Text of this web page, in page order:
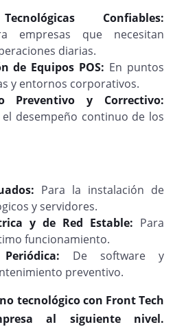
Confiables:
empresas que necesitan
diarias.
de Equipos POS: En puntos
y entornos corporativos.
Preventivo y Correctivo:
desempeño continuo de los
Para la instalación de
y servidores.
y de Red Estable: Para
funcionamiento.
De software y
preventivo.
tecnológico con Front Tech
al siguiente nivel.